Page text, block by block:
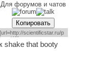
Для форумов и чатов
Копировать